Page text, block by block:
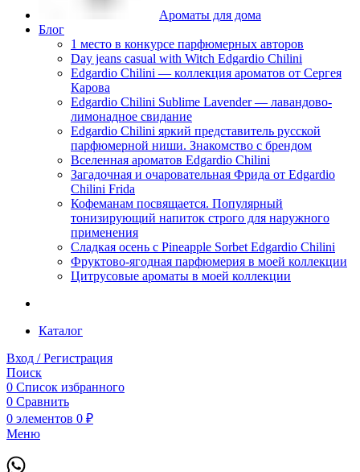
Ароматы для дома
Блог
1 место в конкурсе парфюмерных авторов
Day jeans casual with Witch Edgardio Chilini
Edgardio Chilini — коллекция ароматов от Сергея
Карова
Edgardio Chilini Sublime Lavender — лавандово-
лимонадное свидание
Edgardio Chilini яркий представитель русской
парфюмерной ниши. Знакомство с брендом
Вселенная ароматов Edgardio Chilini
Загадочная и очаровательная Фрида от Edgardio
Chilini Frida
Кофеманам посвящается. Популярный
тонизирующий напиток строго для наружного
применения
Сладкая осень с Pineapple Sorbet Edgardio Chilini
Фруктово-ягодная парфюмерия в моей коллекции
​Цитрусовые ароматы в моей коллекции
Каталог
Вход / Регистрация
Поиск
0 Список избранного
0 Сравнить
0 элементов 0 ₽
Меню